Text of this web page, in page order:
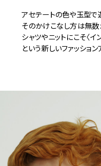
アセテートの色や玉型で
そのかけこなし方は無
シャツやニットにこそ〈イ
という新しいファッショ